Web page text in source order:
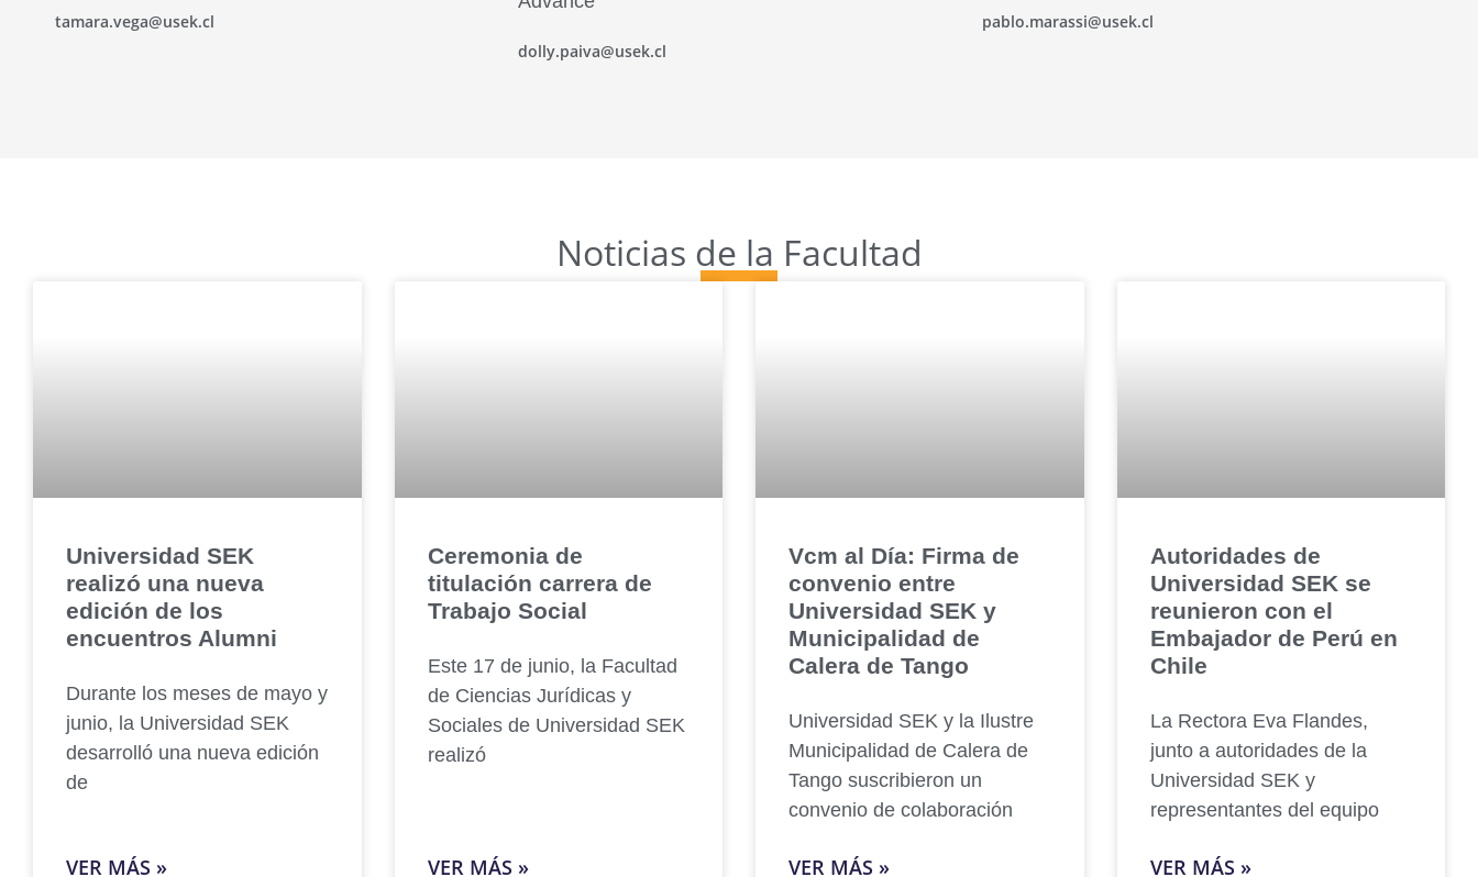
tamara.vega@usek.cl
dolly.paiva@usek.cl
pablo.marassi@usek.cl
Noticias de la Facultad
Universidad SEK
realizó una nueva
edición de los
encuentros Alumni
Durante los meses de mayo y
junio, la Universidad SEK
desarrolló una nueva edición
de
VER MÁS »
Ceremonia de
titulación carrera de
Trabajo Social
Este 17 de junio, la Facultad
de Ciencias Jurídicas y
Sociales de Universidad SEK
realizó
VER MÁS »
Vcm al Día: Firma de
convenio entre
Universidad SEK y
Municipalidad de
Calera de Tango
Universidad SEK y la Ilustre
Municipalidad de Calera de
Tango suscribieron un
convenio de colaboración
VER MÁS »
Autoridades de
Universidad SEK se
reunieron con el
Embajador de Perú en
Chile
La Rectora Eva Flandes,
junto a autoridades de la
Universidad SEK y
representantes del equipo
VER MÁS »